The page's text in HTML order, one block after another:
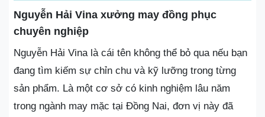
Nguyễn Hải Vina xưởng may đồng phục
chuyên nghiệp
Nguyễn Hải Vina là cái tên không thể bỏ qua nếu bạn
đang tìm kiếm sự chỉn chu và kỹ lưỡng trong từng
sản phẩm. Là một cơ sở có kinh nghiệm lâu năm
trong ngành may mặc tại Đồng Nai, đơn vị này đã